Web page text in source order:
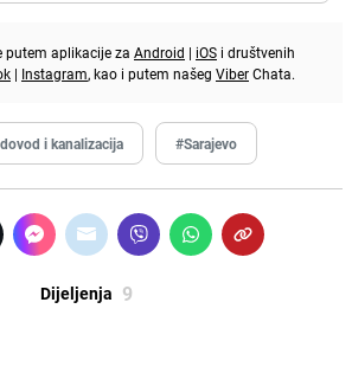
putem aplikacije za Android | iOS i društvenih
| Instagram, kao i putem našeg ViberChata.
i kanalizacija #Sarajevo
Dijeljenja 9